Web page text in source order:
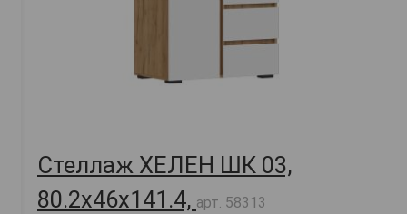
Стеллаж ХЕЛЕН ШК 03,
80.2х46х141.4, арт. 58313